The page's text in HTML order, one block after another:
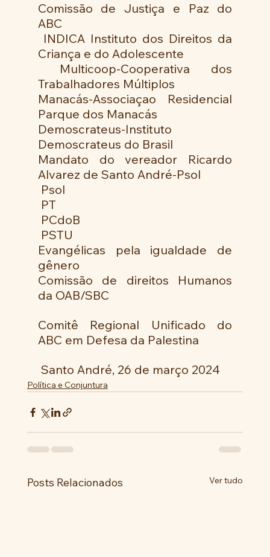
Comissão de Justiça e Paz do
ABC
Criança e do Adolescente
Trabalhadores Múltiplos
Manacás-Associaçao Residencial
Parque dos Manacás
Demoscrateus-Instituto
Demoscrateus do Brasil
Mandato do vereador Ricardo
Alvarez de Santo André-Psol
Psol
PT
PCdoB
PSTU
Evangélicas pela igualdade de
gênero
Comissão de direitos Humanos
da OAB/SBC
Comitê Regional Unificado do
ABC em Defesa da Palestina
Santo André, 26 de março 2024
Política e Conjuntura
Posts Relacionados Ver tudo